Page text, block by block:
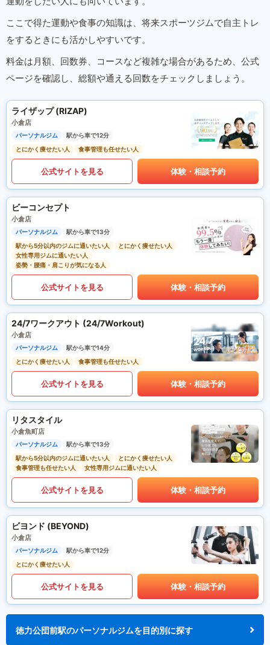
ここで得た運動や食事の知識は、将来スポーツジムで自主トレ
をするときにも活かしやすいです。
料金は月額、回数券、コースなど複雑な場合があるため、公式
ページを確認し、総額や通える回数をチェックしましょう。
ライザップ (RIZAP)
小倉店
パーソナルジム
駅から車で12分
とにかく痩せたい人
食事管理も任せたい人
公式サイトを見る 体験・相談予約
ビーコンセプト
小倉店
パーソナルジム
駅から車で13分
駅から5分以内のジムに通いたい人
とにかく痩せたい人
女性専用ジムに通いたい人
姿勢・腰痛・肩こりが気になる人
公式サイトを見る 体験・相談予約
24/7ワークアウト (24/7Workout)
小倉店
パーソナルジム
駅から車で14分
とにかく痩せたい人
食事管理も任せたい人
公式サイトを見る 体験・相談予約
リタスタイル
小倉魚町店
パーソナルジム
駅から車で13分
駅から5分以内のジムに通いたい人
とにかく痩せたい人
食事管理も任せたい人
女性専用ジムに通いたい人
公式サイトを見る 体験・相談予約
ビヨンド (BEYOND)
小倉店
パーソナルジム
駅から車で12分
とにかく痩せたい人
公式サイトを見る 体験・相談予約
徳力公団前駅のパーソナルジムを目的別に探す